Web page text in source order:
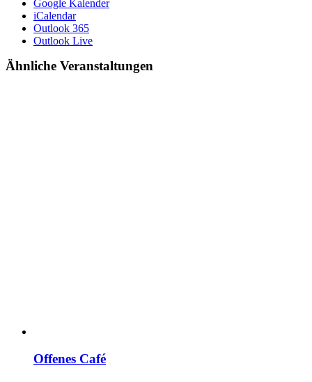
Google Kalender
iCalendar
Outlook 365
Outlook Live
Ähnliche Veranstaltungen
Offenes Café